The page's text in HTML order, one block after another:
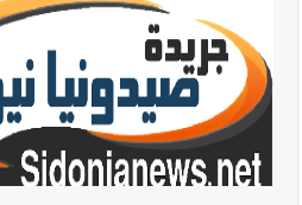
أخبار لبنان قائد الجيش اللبناني
النائب أكرم شهيب الذي شدد على
حول الجيش في هذه المرحلة الدقيقة